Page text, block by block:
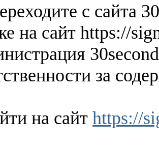
с сайта
на сайт https://
за
на сайт https://